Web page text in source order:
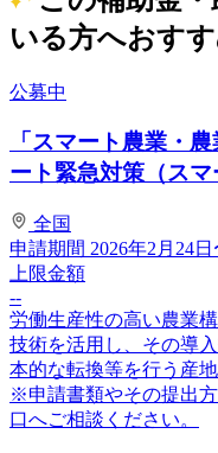
いる方へおす
公募中
「スマート農業・
ート緊急対策（スマ
全国
申請期間 2026年2月24
上限金額
--
労働生産性の高い農業
技術を活用し、その導
本的な転換等を行う産
※申請書類やその提出
口へご相談ください。